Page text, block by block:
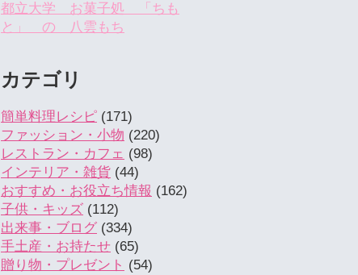
都立大学 お菓子処 「ちも
と」 の 八雲もち
カテゴリ
簡単料理レシピ (171)
ファッション・小物 (220)
レストラン・カフェ (98)
インテリア・雑貨 (44)
おすすめ・お役立ち情報 (162)
子供・キッズ (112)
出来事・ブログ (334)
手土産・お持たせ (65)
贈り物・プレゼント (54)